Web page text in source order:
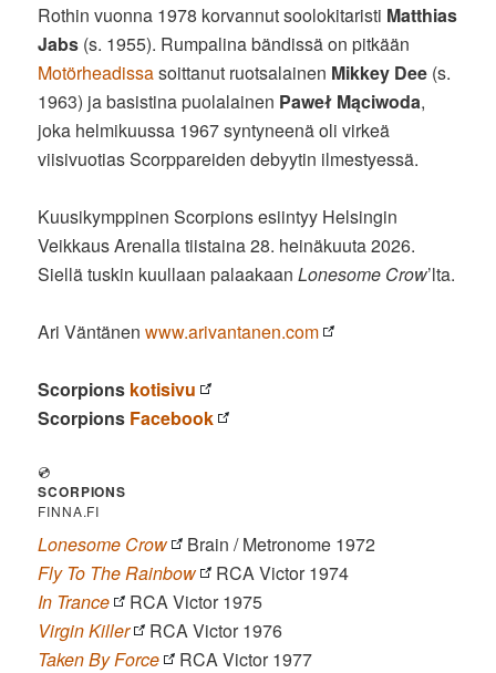
Rothin vuonna 1978 korvannut soolokitaristi Matthias
Jabs (s. 1955). Rumpalina bändissä on pitkään
Motörheadissasoittanut ruotsalainen Mikkey Dee (s.
1963) ja basistina puolalainen Paweł Mąciwoda,
joka helmikuussa 1967 syntyneenä oli virkeä
viisivuotias Scorppareiden debyytin ilmestyessä.
Kuusikymppinen Scorpions esiintyy Helsingin
Veikkaus Arenalla tiistaina 28. heinäkuuta 2026.
Siellä tuskin kuullaan palaakaanLonesome Crow’lta.
Ari Väntänenwww.arivantanen.com
Scorpions kotisivu
Scorpions Facebook
💿
SCORPIONS
FINNA.FI
Lonesome Crow
Brain / Metronome 1972
Fly To The Rainbow
RCA Victor 1974
In Trance
RCA Victor 1975
Virgin Killer
RCA Victor 1976
Taken By Force
RCA Victor 1977